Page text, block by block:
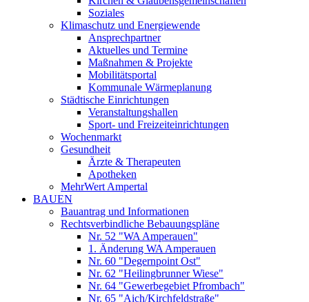
Soziales
Klimaschutz und Energiewende
Ansprechpartner
Aktuelles und Termine
Maßnahmen & Projekte
Mobilitätsportal
Kommunale Wärmeplanung
Städtische Einrichtungen
Veranstaltungshallen
Sport- und Freizeiteinrichtungen
Wochenmarkt
Gesundheit
Ärzte & Therapeuten
Apotheken
MehrWert Ampertal
BAUEN
Bauantrag und Informationen
Rechtsverbindliche Bebauungspläne
Nr. 52 "WA Amperauen"
1. Änderung WA Amperauen
Nr. 60 "Degernpoint Ost"
Nr. 62 "Heilingbrunner Wiese"
Nr. 64 "Gewerbegebiet Pfrombach"
Nr. 65 "Aich/Kirchfeldstraße"